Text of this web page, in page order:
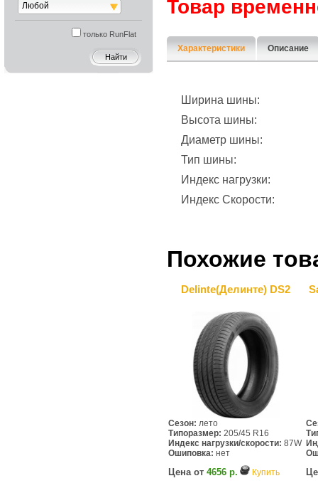
Любой
только RunFlat
Товар
Характеристики Описание
Ширина шины:
Высота шины:
Диаметр шины:
Тип шины:
Индекс нагрузки:
Индекс Скорости:
Похожие
Delinte(Делинте) DS2
Сезон: лето
Типоразмер: 205/45 R16
Индекс нагрузки/скорости: 87W
Ошиповка: нет
Цена от 4656 р. Купить